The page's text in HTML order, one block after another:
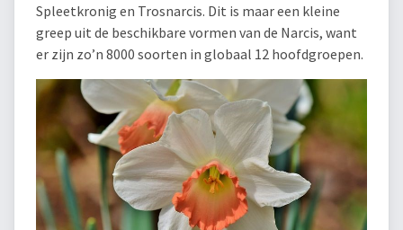
Spleetkronig en Trosnarcis. Dit is maar een kleine
greep uit de beschikbare vormen van de Narcis, want
er zijn zo’n 8000 soorten in globaal 12 hoofdgroepen.